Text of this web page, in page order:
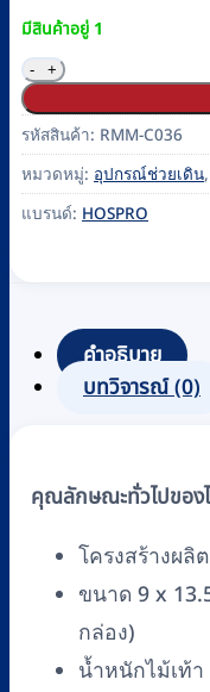
มีสินค้าอยู่ 1
จำนวน ไม้เท้าขาเดี่
รหัสสินค้า: RMM-C036
หมวดหมู่: อุปกรณ์ช่วยเดิน
แบรนด์: HOSPRO
คำอธิบาย
บทวิจารณ์ (0)
คุณลักษณะทั่วไปของ
โครงสร้างผลิ
ขนาด 9 x
กล่อง)
น้ำหนักไม้เท้า